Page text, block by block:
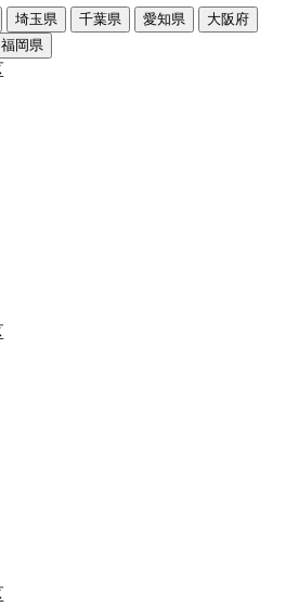
埼玉県 千葉県 愛知県
大阪府
福岡県